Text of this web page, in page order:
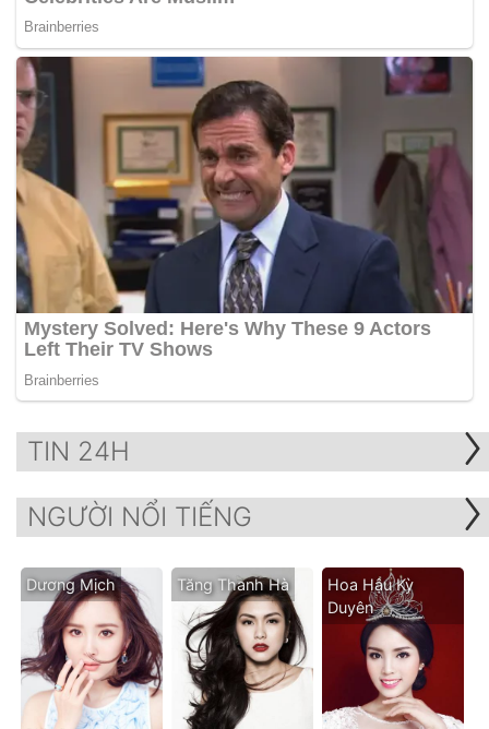
TIN 24H
NGƯỜI NỔI TIẾNG
Dương Mịch Tăng Thanh Hà
Hoa Hậu Kỳ
Duyên